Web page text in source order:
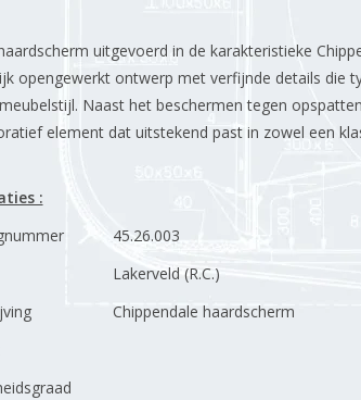
uitgevoerd in de karakteristieke
opengewerkt ontwerp met verfijnde details die
Naast het beschermen tegen
element dat uitstekend past in zowel een
:
45.26.003
Lakerveld (R.C.)
Chippendale haardscherm